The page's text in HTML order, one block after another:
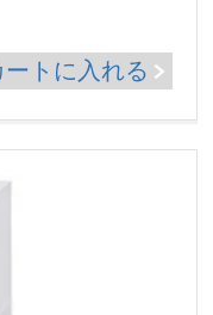
ートに入れる